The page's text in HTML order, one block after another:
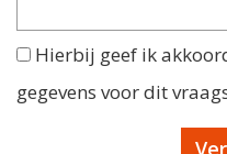
Hierbij geef ik
gegevens voor dit